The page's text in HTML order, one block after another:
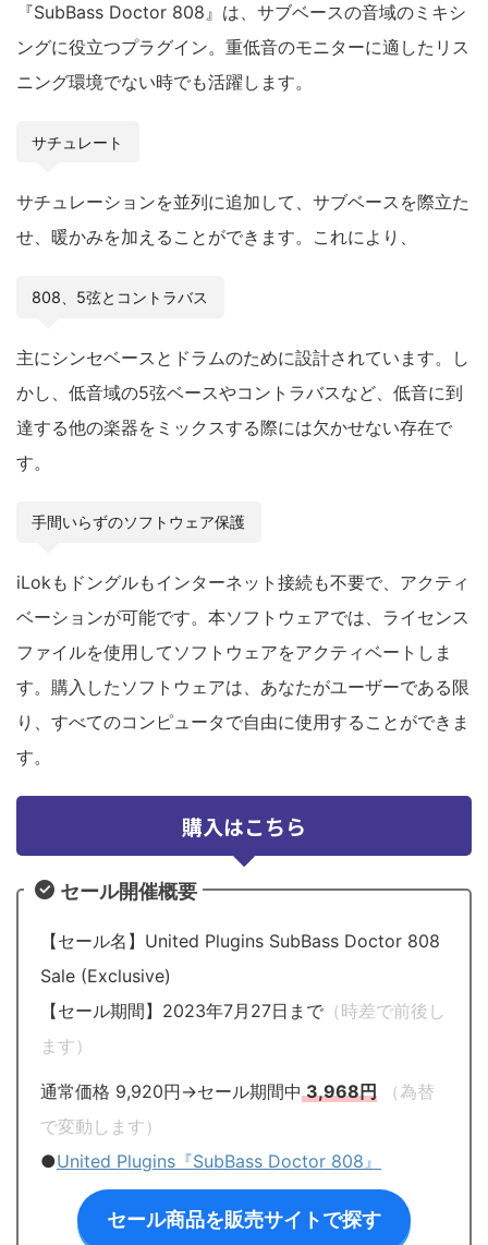
『SubBass Doctor 808』は、サブベースの音域のミキシ
ングに役立つプラグイン。重低音のモニターに適したリス
ニング環境でない時でも活躍します。
サチュレート
サチュレーションを並列に追加して、サブベースを際立た
せ、暖かみを加えることができます。これにより、
808、5弦とコントラバス
主にシンセベースとドラムのために設計されています。し
かし、低音域の5弦ベースやコントラバスなど、低音に到
達する他の楽器をミックスする際には欠かせない存在で
す。
手間いらずのソフトウェア保護
iLokもドングルもインターネット接続も不要で、アクティ
ベーションが可能です。本ソフトウェアでは、ライセンス
ファイルを使用してソフトウェアをアクティベートしま
す。購入したソフトウェアは、あなたがユーザーである限
り、すべてのコンピュータで自由に使用することができま
す。
購入はこちら
セール開催概要
【セール名】United Plugins SubBass Doctor 808
Sale (Exclusive)
【セール期間】2023年7月27日まで （時差で前後し
ます）
通常価格 9,920円→セール期間中3,968円
（為替
で変動します）
●United Plugins『SubBass Doctor 808』
セール商品を販売サイトで探す